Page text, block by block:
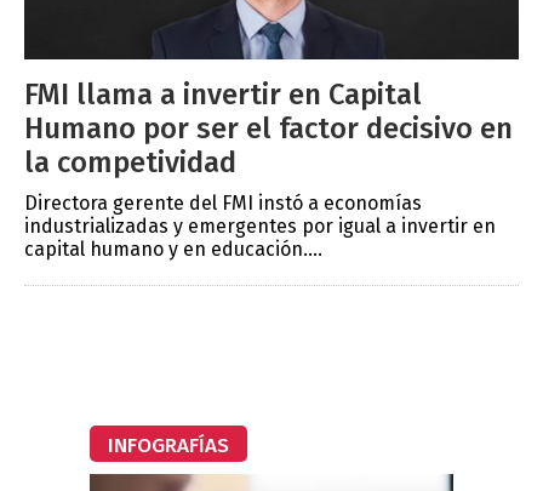
FMI llama a invertir en Capital
Humano por ser el factor decisivo en
la competividad
Directora gerente del FMI instó a economías
industrializadas y emergentes por igual a invertir en
capital humano y en educación....
INFOGRAFÍAS